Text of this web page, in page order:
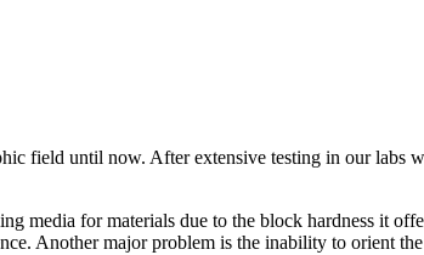
field until now. After extensive testing in our labs
media for materials due to the block hardness it
Another major problem is the inability to orient